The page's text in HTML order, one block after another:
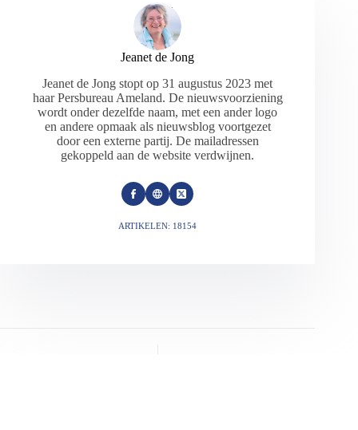
Jeanet de Jong
Jeanet de Jong stopt op 31 augustus 2023 met
haar Persbureau Ameland. De nieuwsvoorziening
wordt onder dezelfde naam, met een ander logo
en andere opmaak als nieuwsblog voortgezet
door een externe partij. De mailadressen
gekoppeld aan de website verdwijnen.
ARTIKELEN: 18154